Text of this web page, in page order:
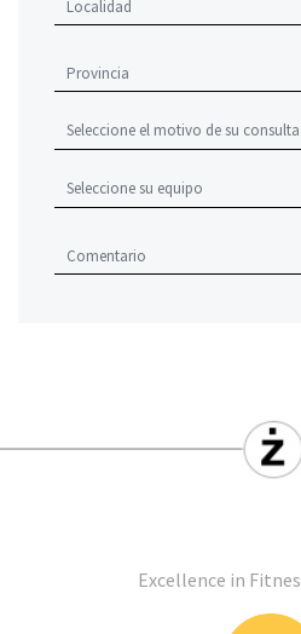
Excellence in